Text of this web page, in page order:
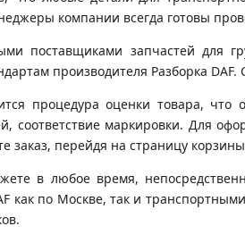
компании всегда готовы
поставщиками запчастей для
производителя Разборка
процедура оценки товара, что
соответствие маркировки. Для
заказ, перейдя на страницу
в любое время,
как по Москве, так и